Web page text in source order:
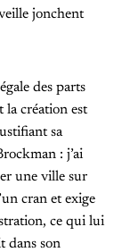
jonchent
des parts
la création est
sa
: j’ai
une ville sur
cran et exige
ce qui lui
dans son